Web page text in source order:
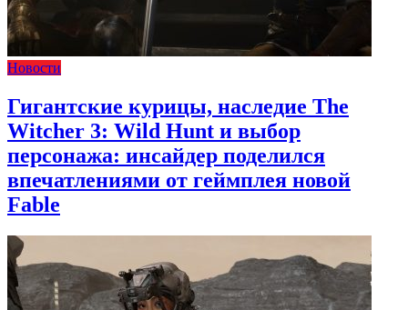
Новости
Гигантские курицы, наследие The
Witcher 3: Wild Hunt и выбор
персонажа: инсайдер поделился
впечатлениями от геймплея новой
Fable